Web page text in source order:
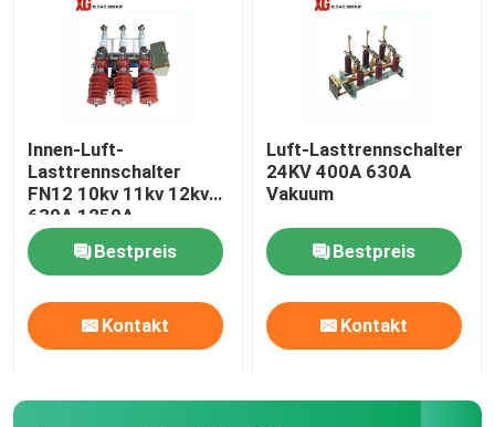
Innen-Luft-
Lasttrennschalter
FN12 10kv 11kv 12kv
630A 1250A
Bestpreis
Kontakt
Luft-Lasttrennschalter
24KV 400A 630A
Vakuum
Bestpreis
Kontakt